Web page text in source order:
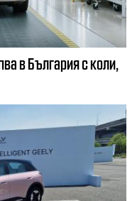
в България с коли,